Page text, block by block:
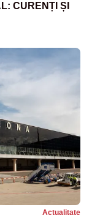
CURENȚI ȘI
Actualitate